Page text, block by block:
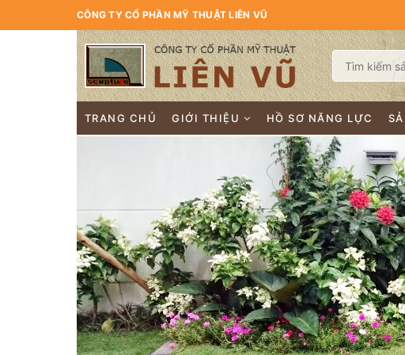
CÔNG TY CỔ PHẦN MỸ THUẬT LIÊN VŨ
TRANG CHỦ GIỚI THIỆU HỒ SƠ NĂNG LỰC